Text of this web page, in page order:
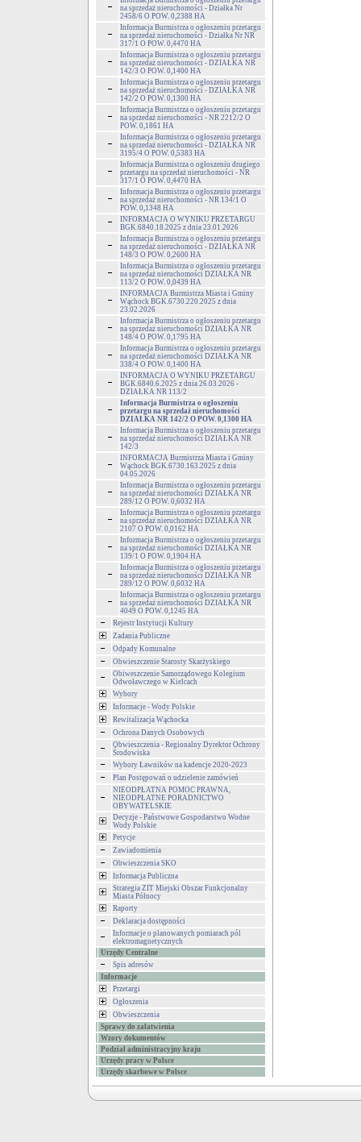
na sprzedaż nieruchomości - Działka Nr
2458/6 O POW. 0,2388 HA
Informacja Burmistrza o ogłoszeniu przetargu
na sprzedaż nieruchomości - Działka Nr NR
317/1 O POW. 0,4470 HA
Informacja Burmistrza o ogłoszeniu przetargu
na sprzedaż nieruchomości - DZIAŁKA NR
142/3 O POW. 0,1400 HA
Informacja Burmistrza o ogłoszeniu przetargu
na sprzedaż nieruchomości - DZIAŁKA NR
142/2 O POW. 0,1300 HA
Informacja Burmistrza o ogłoszeniu przetargu
na sprzedaż nieruchomości - NR 2212/2 O
POW. 0,1861 HA
Informacja Burmistrza o ogłoszeniu przetargu
na sprzedaż nieruchomości - DZIAŁKA NR
3195/4 O POW. 0,5383 HA
Informacja Burmistrza o ogłoszeniu drugiego
przetargu na sprzedaż nieruchomości - NR
317/1 O POW. 0,4470 HA
Informacja Burmistrza o ogłoszeniu przetargu
na sprzedaż nieruchomości - NR 134/1 O
POW. 0,1348 HA
INFORMACJA O WYNIKU PRZETARGU
BGK.6840.18.2025 z dnia 23.01.2026
Informacja Burmistrza o ogłoszeniu przetargu
na sprzedaż nieruchomości - DZIAŁKA NR
148/3 O POW. 0,2600 HA
Informacja Burmistrza o ogłoszeniu przetargu
na sprzedaż nieruchomości DZIAŁKA NR
113/2 O POW. 0,0439 HA
INFORMACJA Burmistrza Miasta i Gminy
Wąchock BGK.6730.220.2025 z dnia
23.02.2026
Informacja Burmistrza o ogłoszeniu przetargu
na sprzedaż nieruchomości DZIAŁKA NR
148/4 O POW. 0,1795 HA
Informacja Burmistrza o ogłoszeniu przetargu
na sprzedaż nieruchomości DZIAŁKA NR
338/4 O POW. 0,1400 HA
INFORMACJA O WYNIKU PRZETARGU
BGK.6840.6.2025 z dnia 26.03.2026 -
DZIAŁKA NR 113/2
Informacja Burmistrza o ogłoszeniu
przetargu na sprzedaż nieruchomości
DZIAŁKA NR 142/2 O POW. 0,1300 HA
Informacja Burmistrza o ogłoszeniu przetargu
na sprzedaż nieruchomości DZIAŁKA NR
142/3
INFORMACJA Burmistrza Miasta i Gminy
Wąchock BGK.6730.163.2025 z dnia
04.05.2026
Informacja Burmistrza o ogłoszeniu przetargu
na sprzedaż nieruchomości DZIAŁKA NR
289/12 O POW. 0,6032 HA
Informacja Burmistrza o ogłoszeniu przetargu
na sprzedaż nieruchomości DZIAŁKA NR
2107 O POW. 0,0162 HA
Informacja Burmistrza o ogłoszeniu przetargu
na sprzedaż nieruchomości DZIAŁKA NR
139/1 O POW. 0,1904 HA
Informacja Burmistrza o ogłoszeniu przetargu
na sprzedaż nieruchomości DZIAŁKA NR
289/12 O POW. 0,6032 HA
Informacja Burmistrza o ogłoszeniu przetargu
na sprzedaż nieruchomości DZIAŁKA NR
4049 O POW. 0,1245 HA
Rejestr Instytucji Kultury
Zadania Publiczne
Odpady Komunalne
Obwieszczenie Starosty Skarżyskiego
Obiweszczenie Samorządowego Kolegium
Odwoławczego w Kielcach
Wybory
Informacje - Wody Polskie
Rewitalizacja Wąchocka
Ochrona Danych Osobowych
Obwieszczenia - Regionalny Dyrektor Ochrony
Środowiska
Wybory Ławników na kadencje 2020-2023
Plan Postępowań o udzielenie zamówień
NIEODPŁATNA POMOC PRAWNA,
NIEODPŁATNE PORADNICTWO
OBYWATELSKIE
Decyzje - Państwowe Gospodarstwo Wodne
Wody Polskie
Petycje
Zawiadomienia
Obwieszczenia SKO
Informacja Publiczna
Strategia ZIT Miejski Obszar Funkcjonalny
Miasta Północy
Raporty
Deklaracja dostępności
Informacje o planowanych pomiarach pól
elektromagnetycznych
Urzędy Centralne
Spis adresów
Informacje
Przetargi
Ogłoszenia
Obwieszczenia
Sprawy do załatwienia
Wzory dokumentów
Podział administracyjny kraju
Urzędy pracy w Polsce
Urzędy skarbowe w Polsce